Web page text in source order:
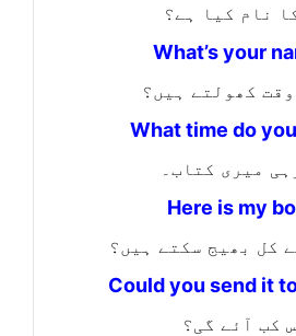
نام کیا ہے؟
What’s your
کھولتے ہیں؟
What time do
میری کتاب۔
Here is my
کل بھیج سکتے ہیں؟
Could you send it
کب آئے گی؟